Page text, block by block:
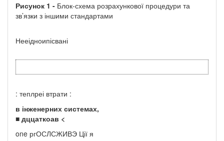
Рисунок 1 - Блок-схема розрахункової процедури та
зв’язки з іншими стандартами
Нееідноипісвані
: теплреі втрати :
в інженерних системах,
■ дццаткоав <
one ргОСЛСЖИВЭ Ції я